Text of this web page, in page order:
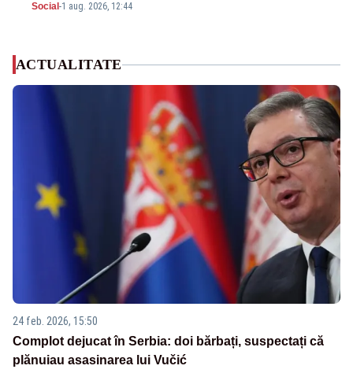
Social -1 aug. 2026, 12:44
ACTUALITATE
24 feb. 2026, 15:50
Complot dejucat în Serbia: doi bărbați, suspectați că
plănuiau asasinarea lui Vučić